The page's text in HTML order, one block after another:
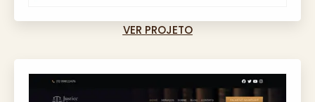
VER PROJETO